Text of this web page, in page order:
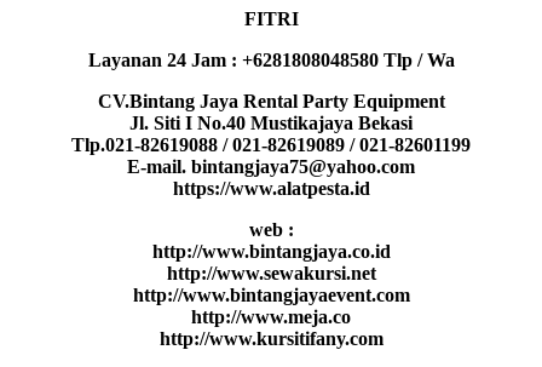
FITRI
Layanan 24 Jam : +6281808048580 Tlp / Wa
CV.Bintang Jaya Rental Party Equipment
Jl. Siti I No.40 Mustikajaya Bekasi
Tlp.021-82619088 / 021-82619089 / 021-82601199
E-mail. bintangjaya75@yahoo.com
https://www.alatpesta.id
web :
http://www.bintangjaya.co.id
http://www.sewakursi.net
http://www.bintangjayaevent.com
http://www.meja.co
http://www.kursitifany.com